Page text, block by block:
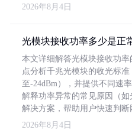
2026年8月4日
光模块接收功率多少是正
本文详细解答光模块接收功
点分析千兆光模块的收光标
至-24dBm），并提供不同速
解释功率异常的常见原因（
解决方案，帮助用户快速判断
2026年8月4日